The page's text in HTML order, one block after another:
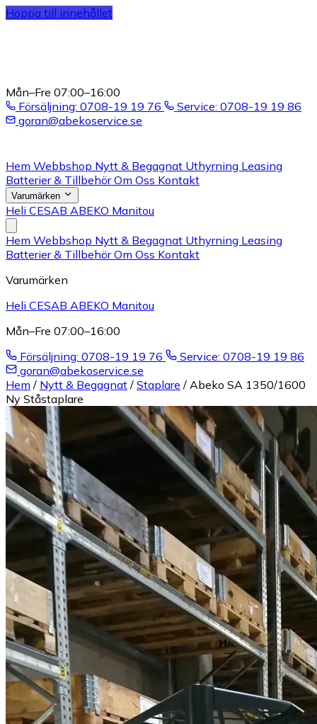
Hoppa till innehållet
Mån–Fre 07:00–16:00
Försäljning: 0708-19 19 76
Service: 0708-19 19 86
goran@abekoservice.se
Hem Webbshop Nytt & Begagnat Uthyrning Leasing
Batterier & TillbehörOm Oss Kontakt
Varumärken
Heli CESAB ABEKO Manitou
Hem Webbshop Nytt & Begagnat Uthyrning Leasing
Batterier & TillbehörOm Oss Kontakt
Varumärken
Heli CESAB ABEKO Manitou
Mån–Fre 07:00–16:00
Försäljning: 0708-19 19 76
Service: 0708-19 19 86
goran@abekoservice.se
Hem / Nytt & Begagnat / Staplare / Abeko SA 1350/1600
Ny Ståstaplare